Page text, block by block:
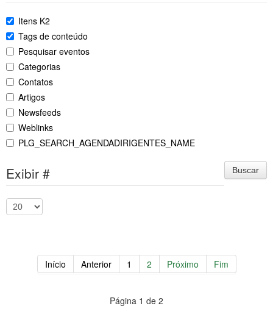
Itens K2
Tags de conteúdo
Pesquisar eventos
Categorias
Contatos
Artigos
Newsfeeds
Weblinks
PLG_SEARCH_AGENDADIRIGENTES_NAME
Buscar
Exibir #
Início Anterior 1 2 Próximo Fim
Página 1 de 2